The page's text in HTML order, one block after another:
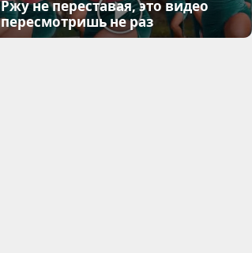
Ржу не переставая, это видео
пересмотришь не раз